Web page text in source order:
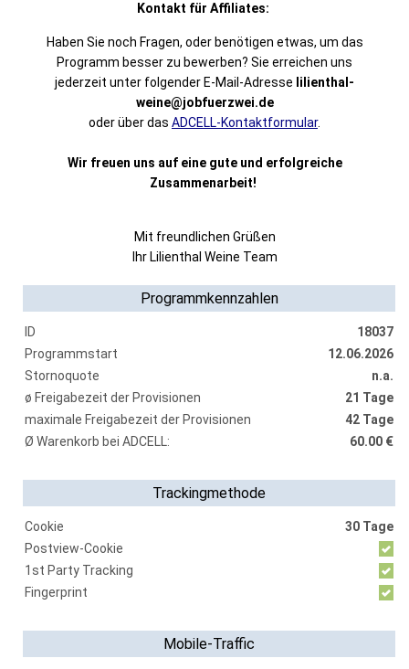
Kontakt für Affiliates:
Haben Sie noch Fragen, oder benötigen etwas, um das
Programm besser zu bewerben? Sie erreichen uns
jederzeit unter folgender E-Mail-Adresse lilienthal-
weine@jobfuerzwei.de
oder über das ADCELL-Kontaktformular.
Wir freuen uns auf eine gute und erfolgreiche
Zusammenarbeit!
Mit freundlichen Grüßen
Ihr Lilienthal Weine Team
Programmkennzahlen
ID
18037
Programmstart
12.06.2026
Stornoquote
n.a.
ø Freigabezeit der Provisionen
21 Tage
maximale Freigabezeit der Provisionen
42 Tage
Ø Warenkorb bei ADCELL:
60.00 €
Trackingmethode
Cookie
30 Tage
Postview-Cookie
1st Party Tracking
Fingerprint
Mobile-Traffic